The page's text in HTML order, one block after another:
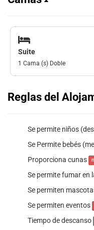
Suite
1 Cama (s) Doble
Reglas del
Se permite niños
Se Permite bebés
Proporciona cunas
Se permite fumar en
Se permiten
Se permiten eventos
Tiempo de descanso